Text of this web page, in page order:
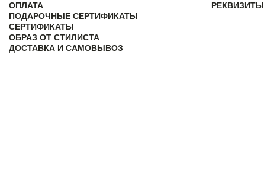
ОПЛАТА
ПОДАРОЧНЫЕ СЕРТИФИКАТЫ
СЕРТИФИКАТЫ
ОБРАЗ ОТ СТИЛИСТА
ДОСТАВКА И САМОВЫВОЗ
РЕКВИЗИТЫ